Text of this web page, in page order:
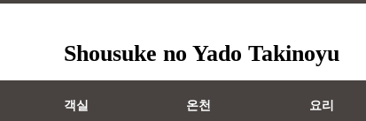
Shousuke no Yado Takinoyu
객실 온천 요리